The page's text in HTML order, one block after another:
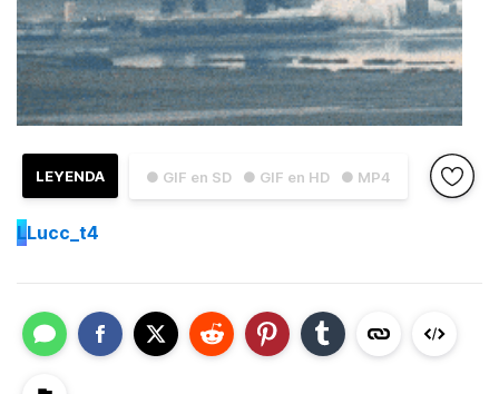
● GIF en SD ● GIF en HD ● MP4
LEYENDA
LLucc_t4